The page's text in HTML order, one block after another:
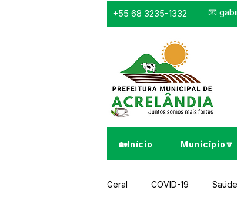
+55 68 3235-1332 📧
🏡Início Município🔽
Geral COVID-19